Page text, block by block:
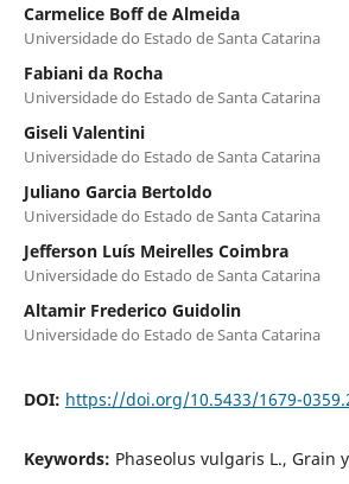
Carmelice Boff de Almeida
Universidade do Estado de Santa Catarina
Fabiani da Rocha
Universidade do Estado de Santa Catarina
Giseli Valentini
Universidade do Estado de Santa Catarina
Juliano Garcia Bertoldo
Universidade do Estado de Santa Catarina
Jefferson Luís Meirelles Coimbra
Universidade do Estado de Santa Catarina
Altamir Frederico Guidolin
Universidade do Estado de Santa Catarina
DOI: https://doi.org/10.5433/1679-
Keywords: Phaseolus vulgaris L., Grain